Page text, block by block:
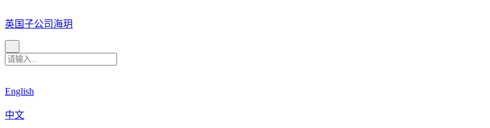
英国子公司海玥
English
中文